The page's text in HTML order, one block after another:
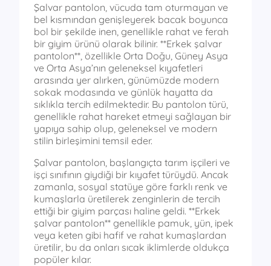
Şalvar pantolon, vücuda tam oturmayan ve
bel kısmından genişleyerek bacak boyunca
bol bir şekilde inen, genellikle rahat ve ferah
bir giyim ürünü olarak bilinir. **Erkek şalvar
pantolon**, özellikle Orta Doğu, Güney Asya
ve Orta Asya’nın geleneksel kıyafetleri
arasında yer alırken, günümüzde modern
sokak modasında ve günlük hayatta da
sıklıkla tercih edilmektedir. Bu pantolon türü,
genellikle rahat hareket etmeyi sağlayan bir
yapıya sahip olup, geleneksel ve modern
stilin birleşimini temsil eder.
Şalvar pantolon, başlangıçta tarım işçileri ve
işçi sınıfının giydiği bir kıyafet türüydü. Ancak
zamanla, sosyal statüye göre farklı renk ve
kumaşlarla üretilerek zenginlerin de tercih
ettiği bir giyim parçası haline geldi. **Erkek
şalvar pantolon** genellikle pamuk, yün, ipek
veya keten gibi hafif ve rahat kumaşlardan
üretilir, bu da onları sıcak iklimlerde oldukça
popüler kılar.